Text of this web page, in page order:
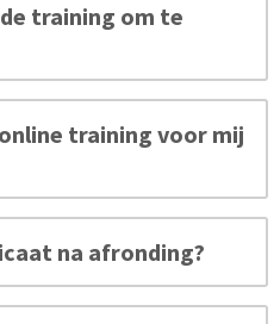
training om te
training voor mij
na afronding?